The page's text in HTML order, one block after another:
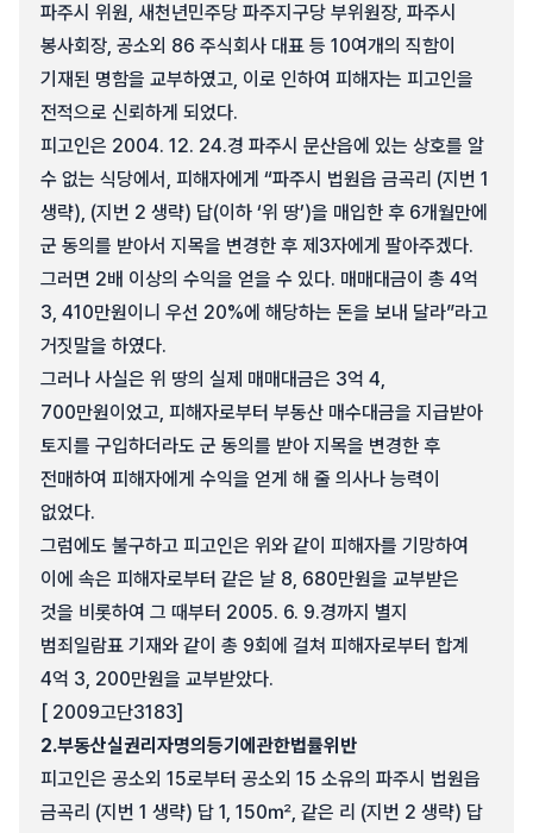
파주시 위원, 새천년민주당 파주지구당 부위원장, 파주시
봉사회장, 공소외 86 주식회사 대표 등 10여개의 직함이
기재된 명함을 교부하였고, 이로 인하여 피해자는 피고인을
전적으로 신뢰하게 되었다.
피고인은 2004. 12. 24.경 파주시 문산읍에 있는 상호를 알
수 없는 식당에서, 피해자에게 “파주시 법원읍 금곡리 (지번 1
생략), (지번 2 생략) 답(이하 ‘위 땅’)을 매입한 후 6개월만에
군 동의를 받아서 지목을 변경한 후 제3자에게 팔아주겠다.
그러면 2배 이상의 수익을 얻을 수 있다. 매매대금이 총 4억
3, 410만원이니 우선 20%에 해당하는 돈을 보내 달라”라고
거짓말을 하였다.
그러나 사실은 위 땅의 실제 매매대금은 3억 4,
700만원이었고, 피해자로부터 부동산 매수대금을 지급받아
토지를 구입하더라도 군 동의를 받아 지목을 변경한 후
전매하여 피해자에게 수익을 얻게 해 줄 의사나 능력이
없었다.
그럼에도 불구하고 피고인은 위와 같이 피해자를 기망하여
이에 속은 피해자로부터 같은 날 8, 680만원을 교부받은
것을 비롯하여 그 때부터 2005. 6. 9.경까지 별지
범죄일람표 기재와 같이 총 9회에 걸쳐 피해자로부터 합계
4억 3, 200만원을 교부받았다.
[ 2009고단3183]
2.부동산실권리자명의등기에관한법률위반
피고인은 공소외 15로부터 공소외 15 소유의 파주시 법원읍
금곡리 (지번 1 생략) 답 1, 150㎡, 같은 리 (지번 2 생략) 답